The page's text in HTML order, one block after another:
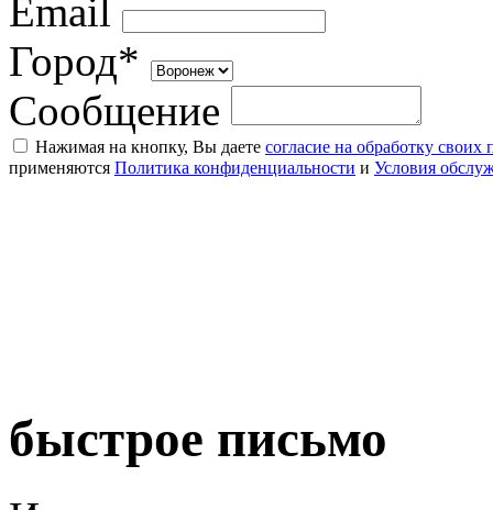
Email
Город*
Сообщение
Нажимая на кнопку, Вы даете согласие на обработку
применяются Политика конфиденциальности и Условия
быстрое письмо